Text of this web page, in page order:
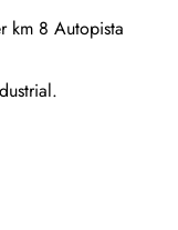
km 8 Autopista